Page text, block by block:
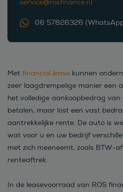
service@rosfinance.nl
06 57826326
Met financial lease kunnen
zeer laagdrempelige manier een
het volledige aankoopbedrag
betalen, maar lost een vast
aantrekkelijke rente. De auto is
wat voor u en uw bedrijf
met zich meeneemt, zoals BTW-
renteaftrek.
In de leasevoorraad van ROS